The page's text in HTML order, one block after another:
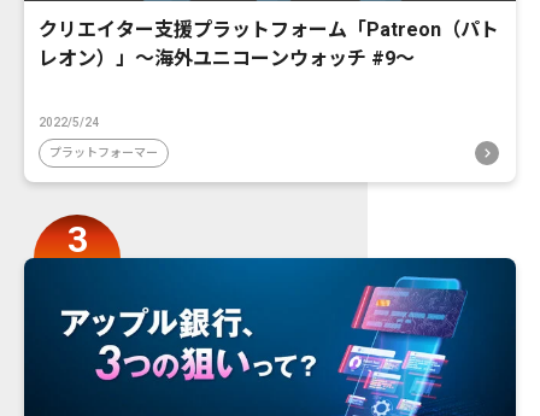
クリエイター支援プラットフォーム「Patreon（パト
レオン）」〜海外ユニコーンウォッチ #9〜
2022/5/24
プラットフォーマー